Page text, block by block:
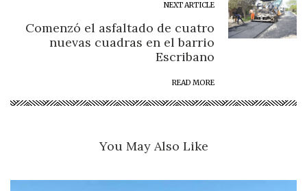
NEXT ARTICLE
Comenzó el asfaltado de cuatro
nuevas cuadras en el barrio
Escribano
READ MORE
You May Also Like